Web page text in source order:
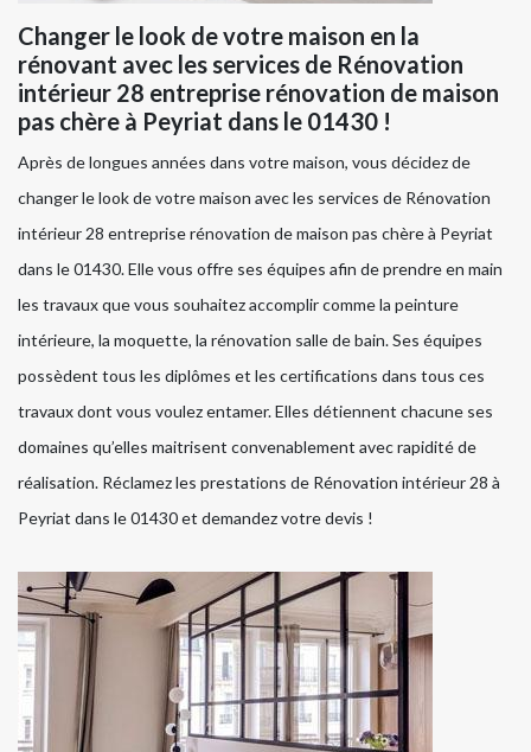
Changer le look de votre maison en la
rénovant avec les services de Rénovation
intérieur 28 entreprise rénovation de maison
pas chère à Peyriat dans le 01430 !
Après de longues années dans votre maison, vous décidez de
changer le look de votre maison avec les services de Rénovation
intérieur 28 entreprise rénovation de maison pas chère à Peyriat
dans le 01430. Elle vous offre ses équipes afin de prendre en main
les travaux que vous souhaitez accomplir comme la peinture
intérieure, la moquette, la rénovation salle de bain. Ses équipes
possèdent tous les diplômes et les certifications dans tous ces
travaux dont vous voulez entamer. Elles détiennent chacune ses
domaines qu’elles maitrisent convenablement avec rapidité de
réalisation. Réclamez les prestations de Rénovation intérieur 28 à
Peyriat dans le 01430 et demandez votre devis !